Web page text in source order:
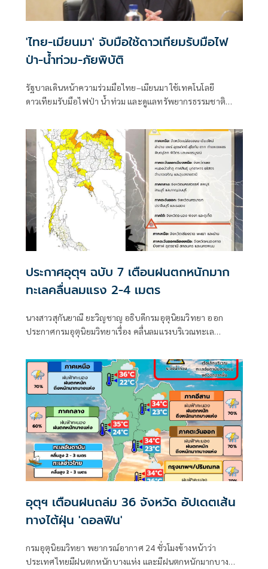
'ไทย-เมียนมา' จับมือใช้ดาวเทียมรับมือไฟ
ป่า-น้ำท่วม-ภัยพิบัติ
รัฐบาลเดินหน้าความร่วมมือไทย–เมียนมา ใช้เทคโนโลยี
ดาวเทียมรับมือไฟป่า น้ำท่วม และดูแลทรัพยากรธรรมชาติ
ประกาศอุตุฯ ฉบับ 7 เตือนฝนตกหนักมาก
ทะเลคลื่นลมแรง 2-4 เมตร
นางสาวสุกันยาณี ยะวิญชาญ อธิบดีกรมอุตุนิยมวิทยา ออก
ประกาศกรมอุตุนิยมวิทยาเรื่อง คลื่นลมแรงบริเวณทะเล
มากบริเวณประเทศไทย
อุตุฯ เตือนฝนถล่ม 36 จังหวัด อัปเดตเส้น
ทางไต้ฝุ่น 'ดอลฟิน'
กรมอุตุนิยมวิทยา พยากรณ์อากาศ 24 ชั่วโมงข้างหน้าว่า
ประเทศไทยมีฝนตกหนักบางแห่ง และมีฝนตกหนักมากบาง